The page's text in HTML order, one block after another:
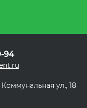
94
ул., 18